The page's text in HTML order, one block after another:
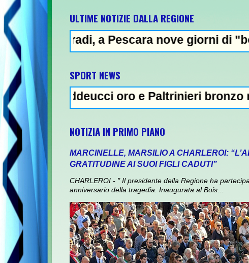
ULTIME NOTIZIE DALLA REGIONE
a Pescara nove giorni di "bollino
SPORT NEWS
oro e Paltrinieri bronzo nella 5 km:
NOTIZIA IN PRIMO PIANO
MARCINELLE, MARSILIO A CHARLEROI:
GRATITUDINE AI SUOI FIGLI CADUTI”
CHARLEROI - " Il presidente della Regione ha
anniversario della tragedia. Inaugurata al Bois...